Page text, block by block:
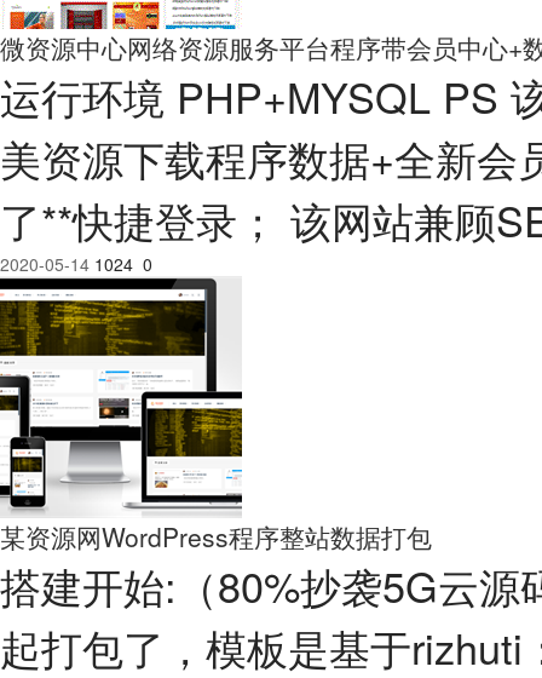
微资源中心网络资源服务平台程序带会员中心+
运行环境 PHP+MYSQL PS
美资源下载程序数据+全新
了**快捷登录； 该网站兼顾
2020-05-14 1024 0
某资源网WordPress程序整站数据打包
搭建开始:（80%抄袭5G云
起打包了，模板是基于